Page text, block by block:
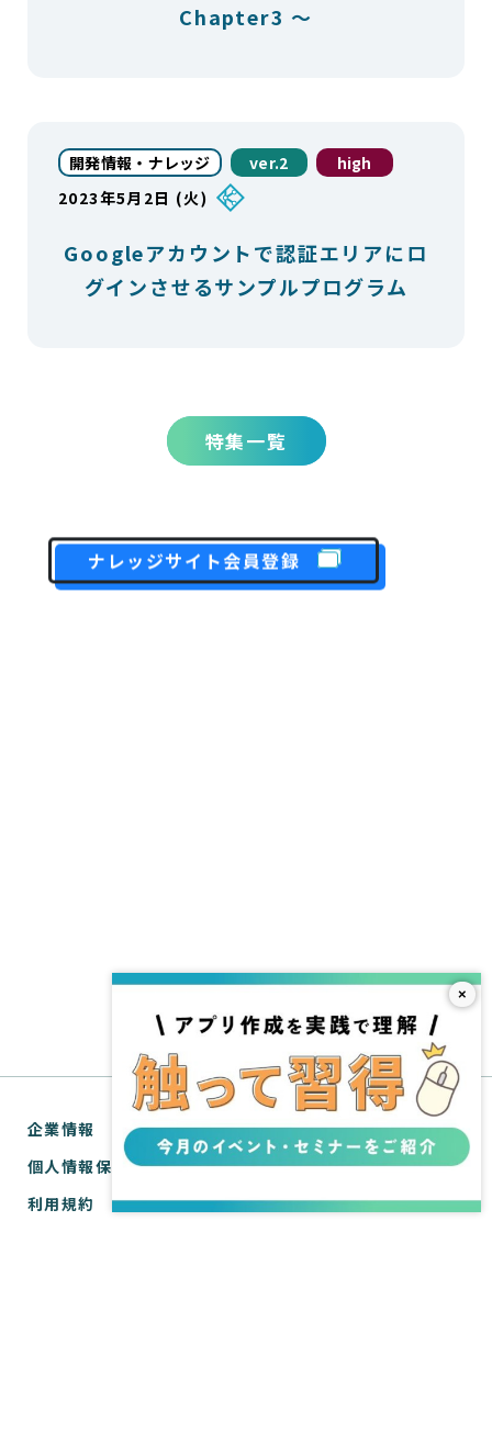
Chapter3 ～
開発情報・ナレッジ ver.2
high
2023年5月2日 (火)
Googleアカウントで認証エリアにロ
グインさせるサンプルプログラム
特集一覧
ナレッジサイト会員登録
企業情報
個人情報保護方針
利用規約
×